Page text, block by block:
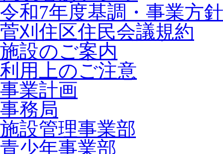
令和7年度基調・事業方針
菅刈住区住民会議規約
施設のご案内
利用上のご注意
事業計画
事務局
施設管理事業部
青少年事業部